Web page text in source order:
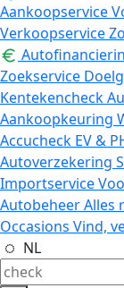
Aankoopservice
Verkoopservice
Zoekservice
Kentekencheck
Aankoopkeuring
Accucheck EV &
Autoverzekering
Importservice
AutobeheerAlles
Occasions Vind,
NL